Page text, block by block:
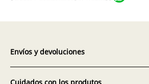
Envíos y devoluciones